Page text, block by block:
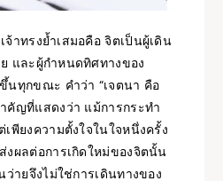
าทรงย้ำเสมอคือ จิตเป็นผู้เดิน
และผู้กำหนดทิศทางของ
นทุกขณะ คำว่า “เจตนา คือ
คัญที่แสดงว่า แม้การกระทำ
พียงความตั้งใจในใจหนึ่งครั้ง
งผลต่อการเกิดใหม่ของจิตนั้น
ว่ายจึงไม่ใช่การเดินทางของ